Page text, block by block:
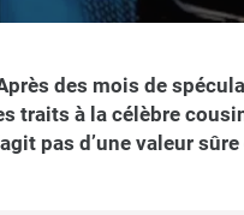
des mois de
traits à la célèbre
pas d’une valeur